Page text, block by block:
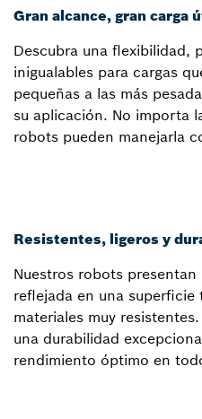
Gran alcance, gran carga
Descubra una flexibilidad,
inigualables para cargas
pequeñas a las más
su aplicación. No importa
robots pueden manejarla
Resistentes, ligeros y
Nuestros robots
reflejada en una
materiales muy
una durabilidad
rendimiento óptimo en